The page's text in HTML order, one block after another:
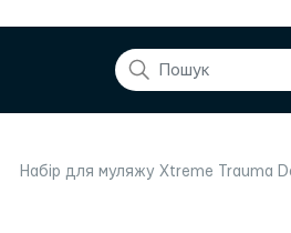
Набір для муляжу Xtreme Trauma